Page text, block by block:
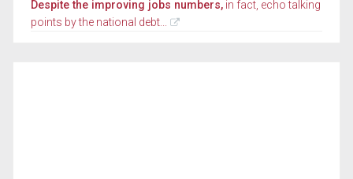
Despite the improving jobs numbers, in fact, echo talking
points by the national debt...